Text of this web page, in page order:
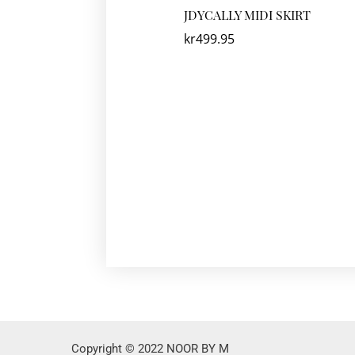
JDYCALLY MIDI SKIRT
kr499.95
Copyright © 2022 NOOR BY M